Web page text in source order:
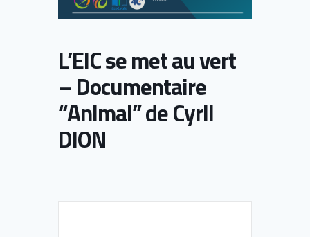
L’EIC se met au vert
– Documentaire
“Animal” de Cyril
DION